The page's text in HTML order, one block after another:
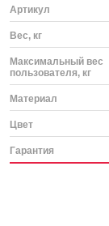
Артикул
Вес, кг
Максимальный вес
пользователя, кг
Материал
Цвет
Гарантия